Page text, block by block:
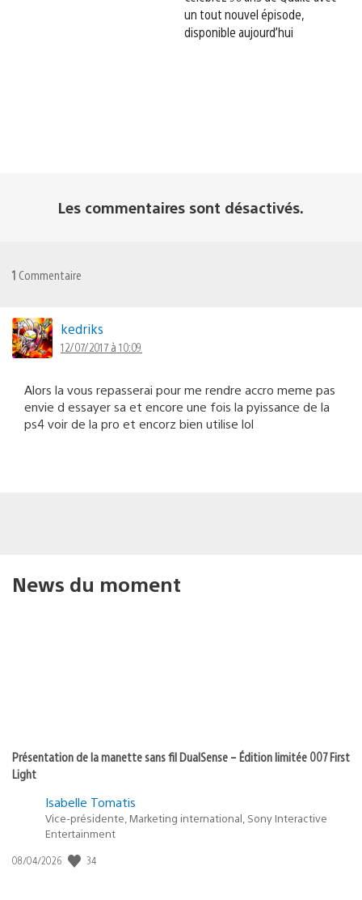
un tout nouvel épisode,
disponible aujourd’hui
Les commentaires sont désactivés.
1 Commentaire
kedriks
12/07/2017 à 10:09
Alors la vous repasserai pour me rendre accro meme pas
envie d essayer sa et encore une fois la pyissance de la
ps4 voir de la pro et encorz bien utilise lol
News du moment
Présentation de la manette sans fil DualSense – Édition limitée 007 First
Light
Isabelle Tomatis
Vice-présidente, Marketing international, Sony Interactive
Entertainment
Date
08/04/2026 34